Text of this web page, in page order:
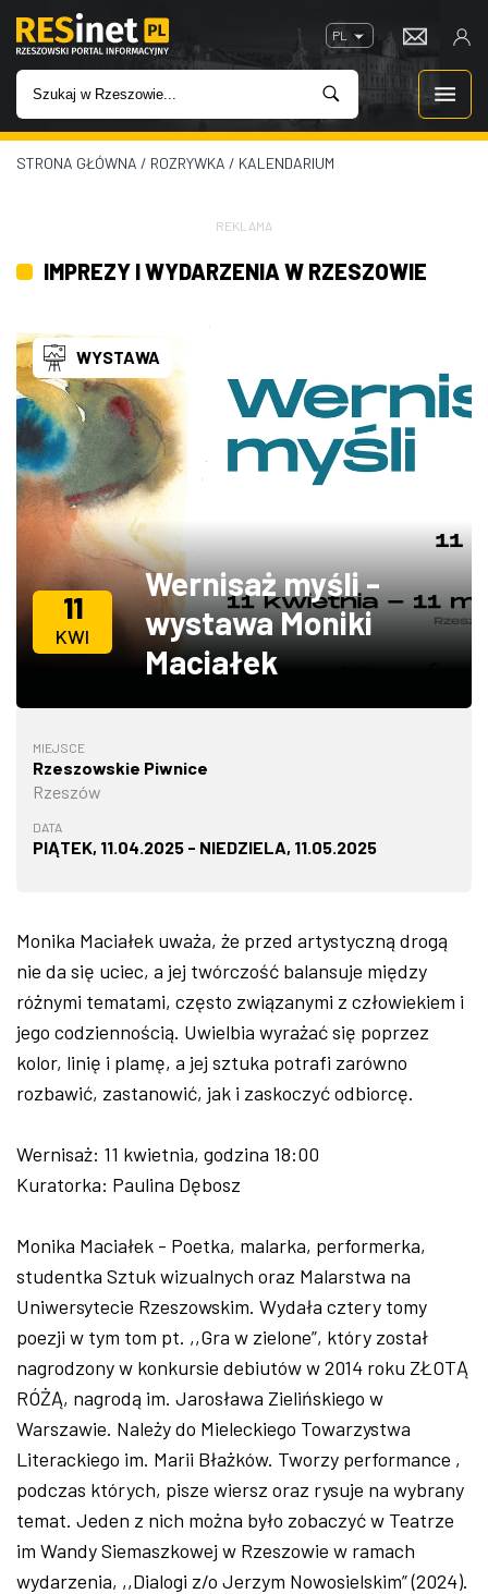
PL
WIADOMOŚCI
IMPREZY
ROZRYWKA
W KINACH
GASTRONOMIA
ZDJĘCIA
W RZESZOWIE
STRONA GŁÓWNA / ROZRYWKA / KALENDARIUM
REKLAMA
IMPREZY I WYDARZENIA W RZESZOWIE
WYSTAWA
11
KWI
Wernisaż myśli -
wystawa Moniki
Maciałek
MIEJSCE
Rzeszowskie Piwnice
Rzeszów
DATA
PIĄTEK, 11.04.2025 - NIEDZIELA, 11.05.2025
Monika Maciałek uważa, że przed artystyczną drogą
nie da się uciec, a jej twórczość balansuje między
różnymi tematami, często związanymi z człowiekiem i
jego codziennością. Uwielbia wyrażać się poprzez
kolor, linię i plamę, a jej sztuka potrafi zarówno
rozbawić, zastanowić, jak i zaskoczyć odbiorcę.
Wernisaż: 11 kwietnia, godzina 18:00
Kuratorka: Paulina Dębosz
Monika Maciałek - Poetka, malarka, performerka,
studentka Sztuk wizualnych oraz Malarstwa na
Uniwersytecie Rzeszowskim. Wydała cztery tomy
poezji w tym tom pt. ,,Gra w zielone”, który został
nagrodzony w konkursie debiutów w 2014 roku ZŁOTĄ
RÓŻĄ, nagrodą im. Jarosława Zielińskiego w
Warszawie. Należy do Mieleckiego Towarzystwa
Literackiego im. Marii Błażków. Tworzy performance ,
podczas których, pisze wiersz oraz rysuje na wybrany
temat. Jeden z nich można było zobaczyć w Teatrze
im Wandy Siemaszkowej w Rzeszowie w ramach
wydarzenia, ,,Dialogi z/o Jerzym Nowosielskim” (2024).